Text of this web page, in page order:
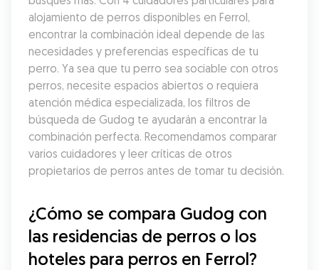
alojamiento de perros disponibles en Ferrol,
encontrar la combinación ideal depende de las
necesidades y preferencias específicas de tu
perro. Ya sea que tu perro sea sociable con otros
perros, necesite espacios abiertos o requiera
atención médica especializada, los filtros de
búsqueda de Gudog te ayudarán a encontrar la
combinación perfecta. Recomendamos comparar
varios cuidadores y leer críticas de otros
propietarios de perros antes de tomar tu decisión.
¿Cómo se compara Gudog con
las residencias de perros o los
hoteles para perros en Ferrol?